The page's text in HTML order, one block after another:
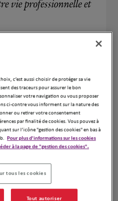
vie professionnelle et
et Associés
c’est aussi choisir de protéger sa vie
des traceurs pour assurer le bon
votre navigation ou vous proposer
ci-contre vous informent sur la nature des
ou retirer votre consentement
par finalité de cookies. Vous pouvez à
sur l’icône "gestion des cookies" en bas à
Pour plus d'informations sur les cookies
à la page de "gestion des cookies".
tous les cookies
Tout autoriser